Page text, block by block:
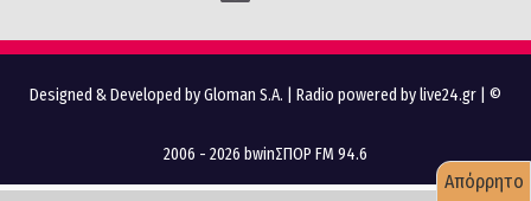
Designed & Developed by Gloman S.A. Radio powered by live24.gr | ©
2006 - 2026 bwinΣΠΟΡ FM 94.6
Απόρρητο